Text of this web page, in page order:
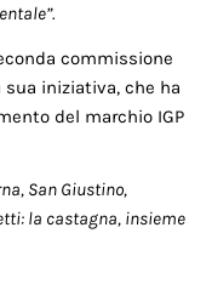
commissione
sua iniziativa, che ha
del marchio IGP
San Giustino,
la castagna, insieme